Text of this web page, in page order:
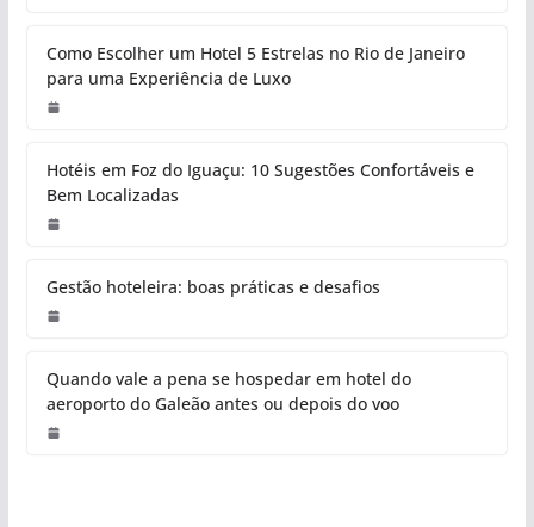
Como Escolher um Hotel 5 Estrelas no Rio de Janeiro
para uma Experiência de Luxo
Hotéis em Foz do Iguaçu: 10 Sugestões Confortáveis e
Bem Localizadas
Gestão hoteleira: boas práticas e desafios
Quando vale a pena se hospedar em hotel do
aeroporto do Galeão antes ou depois do voo